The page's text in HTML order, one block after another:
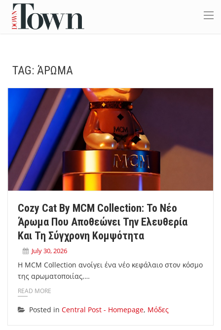
TAG: ΆΡΩΜΑ
Cozy Cat By MCM Collection: Το Νέο
Άρωμα Που Αποθεώνει Την Ελευθερία
Και Τη Σύγχρονη Κομψότητα
July 30, 2026
Η MCM Collection ανοίγει ένα νέο κεφάλαιο στον κόσμο
της αρωματοποιίας,…
READ MORE
Posted in Central Post - Homepage, Μόδες